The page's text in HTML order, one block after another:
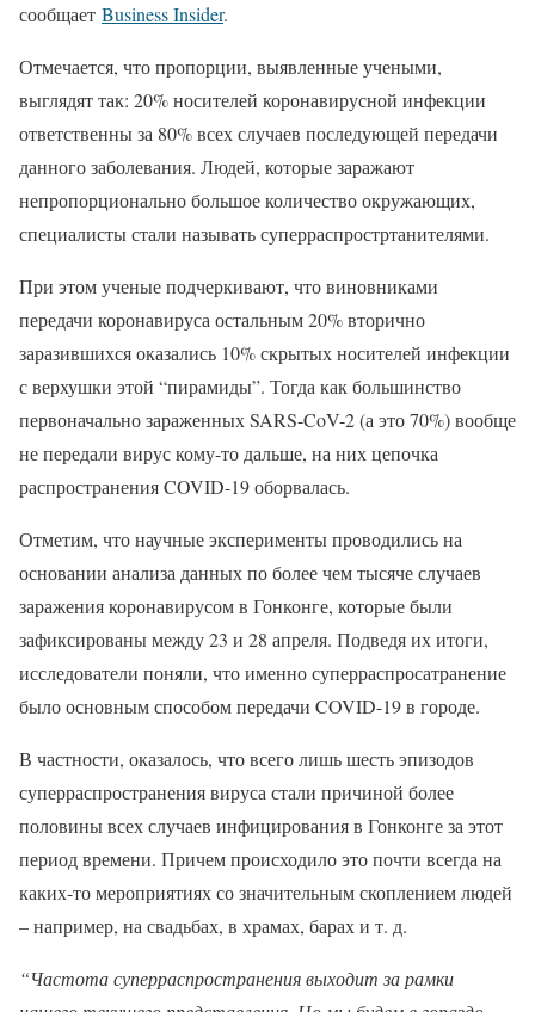
сообщает Business Insider.
Отмечается, что пропорции, выявленные учеными,
выглядят так: 20% носителей коронавирусной инфекции
ответственны за 80% всех случаев последующей передачи
данного заболевания. Людей, которые заражают
непропорционально большое количество окружающих,
специалисты стали называть суперраспростртанителями.
При этом ученые подчеркивают, что виновниками
передачи коронавируса остальным 20% вторично
заразившихся оказались 10% скрытых носителей инфекции
с верхушки этой “пирамиды”. Тогда как большинство
первоначально зараженных SARS-CoV-2 (а это 70%) вообще
не передали вирус кому-то дальше, на них цепочка
распространения COVID-19 оборвалась.
Отметим, что научные эксперименты проводились на
основании анализа данных по более чем тысяче случаев
заражения коронавирусом в Гонконге, которые были
зафиксированы между 23 и 28 апреля. Подведя их итоги,
исследователи поняли, что именно суперраспросатранение
было основным способом передачи COVID-19 в городе.
В частности, оказалось, что всего лишь шесть эпизодов
суперраспространения вируса стали причиной более
половины всех случаев инфицирования в Гонконге за этот
период времени. Причем происходило это почти всегда на
каких-то мероприятиях со значительным скоплением людей
– например, на свадьбах, в храмах, барах и т. д.
“Частота суперраспространения выходит за рамки